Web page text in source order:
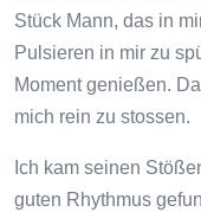
Stück Mann, das in
Pulsieren in mir zu
Moment genießen.
mich rein zu stossen.
Ich kam seinen
guten Rhythmus